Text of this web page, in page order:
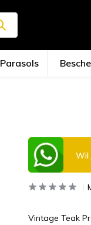
Parasols
Wil
Vintage Teak